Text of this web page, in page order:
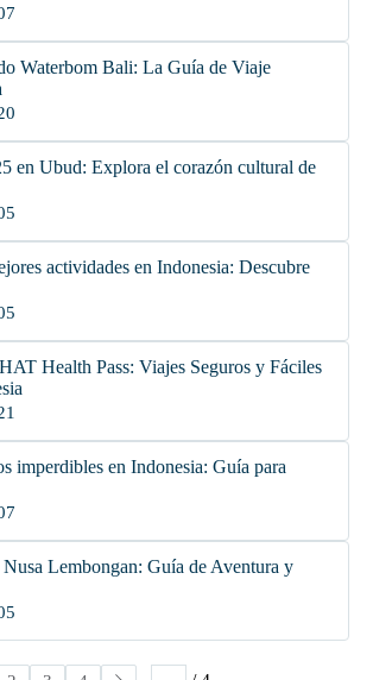
Waterbom Bali: La Guía de Viaje
en Ubud: Explora el corazón cultural de
actividades en Indonesia: Descubre
Health Pass: Viajes Seguros y Fáciles
imperdibles en Indonesia: Guía para
Nusa Lembongan: Guía de Aventura y